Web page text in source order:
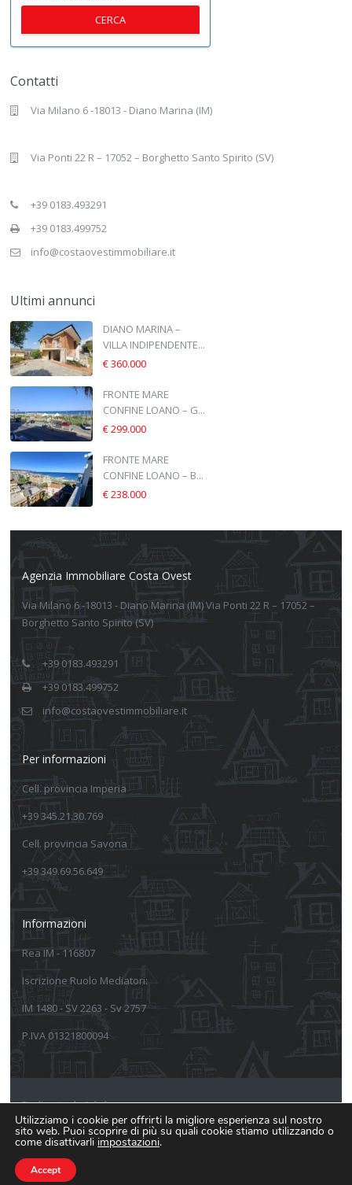
CERCA
Contatti
Via Milano 6 -18013 - Diano Marina (IM)
Via Ponti 22 R – 17052 – Borghetto Santo Spirito (SV)
+39 0183.493291
+39 0183.499752
info@costaovestimmobiliare.it
Ultimi annunci
DIANO MARINA –
VILLA INDIPENDENTE...
€ 360.000
FRONTE MARE
CONFINE LOANO – G...
€ 299.000
FRONTE MARE
CONFINE LOANO – B...
€ 238.000
Agenzia Immobiliare Costa Ovest
Via Milano 6 -18013 - Diano Marina (IM) Via Ponti 22 R – 17052 –
Borghetto Santo Spirito (SV)
+39 0183.493291
+39 0183.499752
info@costaovestimmobiliare.it
Per informazioni
Cell. provincia Imperia
+39 345.21.30.769
Cell. provincia Savona
+39 349.69.56.649
Informazioni
Rea IM - 116807
Iscrizione Ruolo Mediatori:
IM 1480 - SV 2263 - Sv 2757
P.IVA 01321800094
Realizzato da Arkeba
Informativa sulla privacy
Informativa estesa Cookie Policy
Utilizziamo i cookie per offrirti la migliore esperienza sul nostro
sito web. Puoi scoprire di più su quali cookie stiamo utilizzando o
come disattivarli impostazioni.
Accept